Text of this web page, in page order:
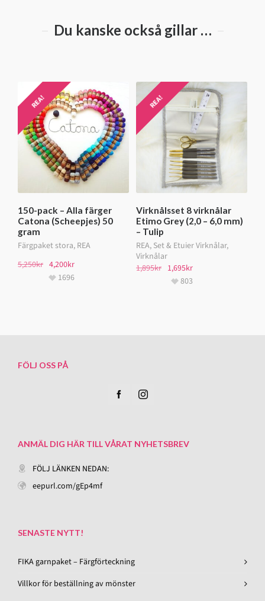
Du kanske också gillar …
REA!
150-pack – Alla färger
Catona (Scheepjes) 50
gram
Färgpaket stora, REA
5,250kr 4,200kr
1696
REA!
Virknålsset 8 virknålar
Etimo Grey (2,0 – 6,0 mm)
– Tulip
REA, Set & Etuier Virknålar,
Virknålar
1,895kr 1,695kr
803
FÖLJ OSS PÅ
ANMÄL DIG HÄR TILL VÅRAT NYHETSBREV
FÖLJ LÄNKEN NEDAN:
eepurl.com/gEp4mf
SENASTE NYTT!
FIKA garnpaket – Färgförteckning
Villkor för beställning av mönster